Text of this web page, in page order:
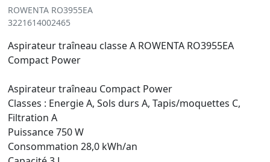
ROWENTA RO3955EA
3221614002465
Aspirateur traîneau classe A ROWENTA RO3955EA
Compact Power
Aspirateur traîneau Compact Power
Classes : Energie A, Sols durs A, Tapis/moquettes C,
Filtration A
Puissance 750 W
Consommation 28,0 kWh/an